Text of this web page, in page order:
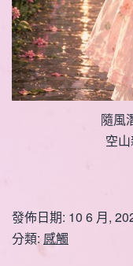
隨風
空
發佈日期: 10 6 月,
分類: 感觸